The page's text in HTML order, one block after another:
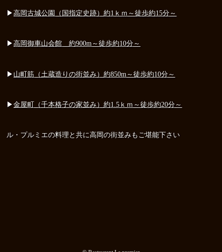
▶高岡古城公園（国指定史跡）約1ｋｍ～徒歩約15分～
▶高岡御車山会館 約900m～徒歩約10分～
▶ 山町筋（土蔵造りの街並み）約850m～徒歩約10分～
▶金屋町（千本格子の家並み）約1.5ｋｍ～徒歩約20分～
ル・プルミエの料理と共に高岡の街並みもご堪能下さい